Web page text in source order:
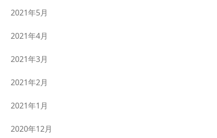
2021年5月
2021年4月
2021年3月
2021年2月
2021年1月
2020年12月